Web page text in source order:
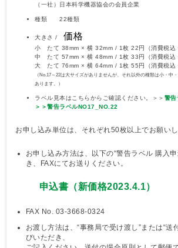
（一社）日本科学機器協会の会員企業
種類 22種類
大きさ /価格
小 たて 38mm × 横 32mm / 1枚 22円（消費税込
中 たて 57mm × 横 48mm / 1枚 33円（消費税込
大 たて 76mm × 横 64mm / 1枚 55円（消費税込
（No.17～22は大サイズがありませんが、それ以外の種類は小・中
あります。）
ラベル見本はこちらからご確認ください。＞＞ 警
＞＞警告ラベルNO17_NO.22
お申し込み単位は、それぞれ50枚以上でお願いし
お申し込み方法は、以下の“警告ラベル 購入
き、FAXにてお送りください。
申込書（新価格2023.4.1）
FAX No. 03-3668-0324
お渡し方法は、“事務局で受け渡し”または“送
びいただき、